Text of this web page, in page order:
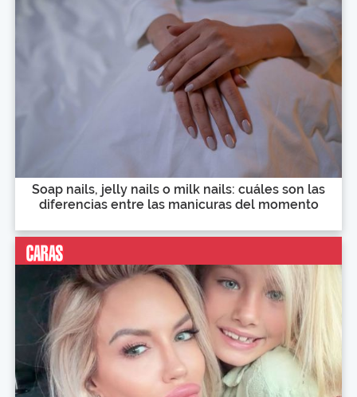
Soap nails, jelly nails o milk nails: cuáles son las
diferencias entre las manicuras del momento